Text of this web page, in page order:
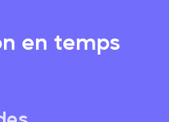
en temps